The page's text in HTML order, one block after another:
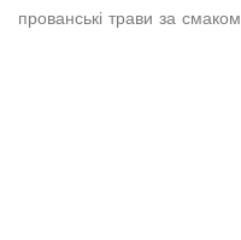
прованські трави за смаком